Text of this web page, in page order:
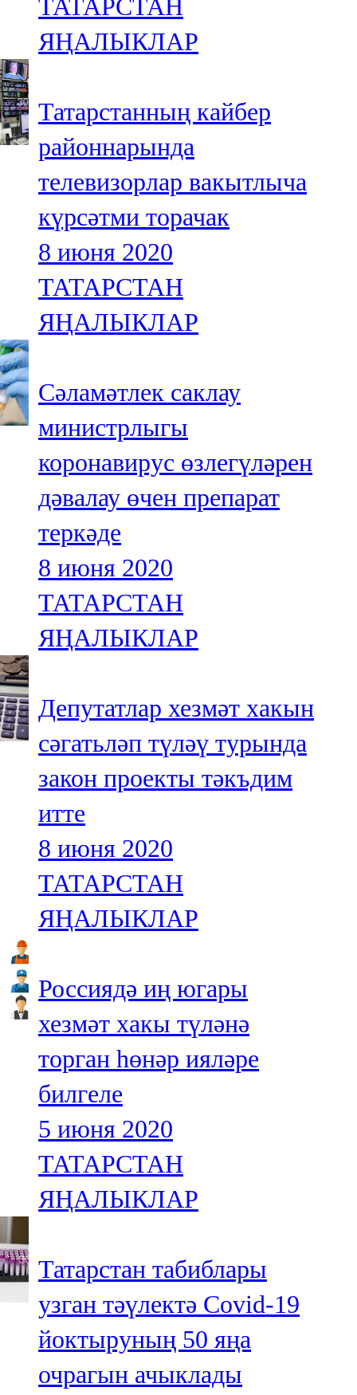
ТАТАРСТАН
ЯҢАЛЫКЛАР
Татарстанның кайбер
районнарында
телевизорлар вакытлыча
күрсәтми торачак
8 июня 2020
ТАТАРСТАН
ЯҢАЛЫКЛАР
Сәламәтлек саклау
министрлыгы
коронавирус өзлегүләрен
дәвалау өчен препарат
теркәде
8 июня 2020
ТАТАРСТАН
ЯҢАЛЫКЛАР
Депутатлар хезмәт хакын
сәгатьләп түләү турында
закон проекты тәкъдим
итте
8 июня 2020
ТАТАРСТАН
ЯҢАЛЫКЛАР
Россиядә иң югары
хезмәт хакы түләнә
торган һөнәр ияләре
билгеле
5 июня 2020
ТАТАРСТАН
ЯҢАЛЫКЛАР
Татарстан табиблары
узган тәүлектә Covid-19
йоктыруның 50 яңа
очрагын ачыклады